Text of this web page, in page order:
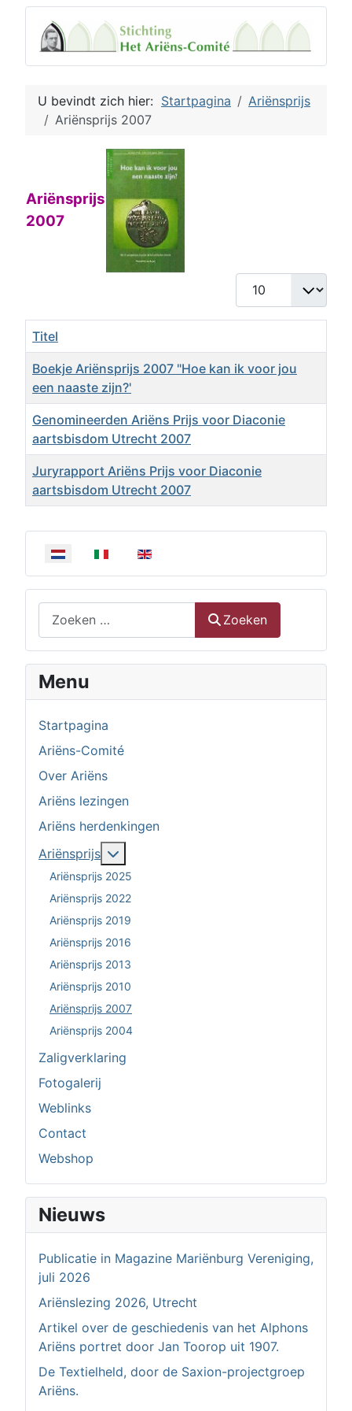
Selecteer de taal
Zoeken
Menu
Startpagina
Ariëns-Comité
Over Ariëns
Ariëns lezingen
Ariëns herdenkingen
Ariënsprijs
Ariënsprijs 2025
Ariënsprijs 2022
Ariënsprijs 2019
Ariënsprijs 2016
Ariënsprijs 2013
Ariënsprijs 2010
Ariënsprijs 2007
Ariënsprijs 2004
Zaligverklaring
Fotogalerij
Weblinks
Contact
Webshop
Nieuws
Publicatie in Magazine Mariënburg Vereniging,
juli 2026
Ariënslezing 2026, Utrecht
Artikel over de geschiedenis van het Alphons
Ariëns portret door Jan Toorop uit 1907.
De Textielheld, door de Saxion-projectgroep
Ariëns.
U bevindt zich hier: Startpagina
Ariënsprijs
Ariënsprijs 2007
Ariënsprijs
2007
Toon #
Titel
Boekje Ariënsprijs 2007 "Hoe kan ik voor jou
een naaste zijn?'
Genomineerden Ariëns Prijs voor Diaconie
aartsbisdom Utrecht 2007
Juryrapport Ariëns Prijs voor Diaconie
aartsbisdom Utrecht 2007